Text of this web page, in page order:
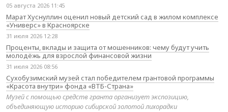
05 августа 2026 11:45
Марат Хуснуллин оценил новый детский сад в жилом комплексе
«Универс» в Красноярске
31 июля 2026 12:28
Проценты, вклады и защита от мошенников: чему будут учить
молодёжь для взрослой финансовой жизни
31 июля 2026 08:56
Сухобузимский музей стал победителем грантовой программы
«Красота внутри» фонда «ВТБ-Страна»
Музей с помощью средств гранта организует экспозицию,
объединяющую историю сибирской золотой лихорадки